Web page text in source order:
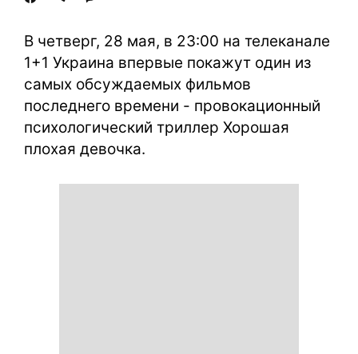
В четверг, 28 мая, в 23:00 на телеканале
1+1 Украина впервые покажут один из
самых обсуждаемых фильмов
последнего времени - провокационный
психологический триллер Хорошая
плохая девочка.